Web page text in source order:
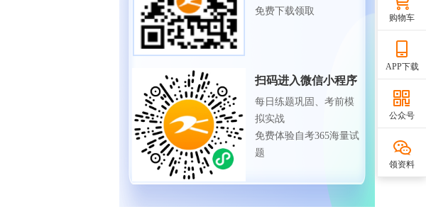
免费下载领取
扫码进入微信小程序
每日练题巩固、考前模
拟实战
免费体验自考365海量试
题
购物车
APP下载
公众号
领资料